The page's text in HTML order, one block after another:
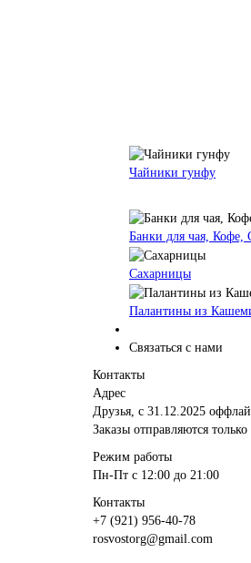
Чайники гунфу
Банки для чая, Кофе,
Сахарницы
Палантины из
Связаться с нами
Контакты
Адрес
Друзья, с 31.12.2025
Заказы отправляются
Режим работы
Пн-Пт с 12:00 до 21:00
Контакты
+7 (921) 956-40-78
rosvostorg@gmail.com